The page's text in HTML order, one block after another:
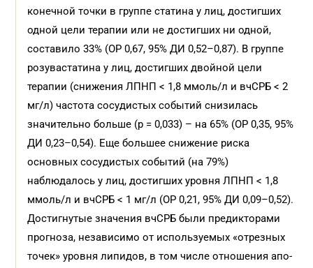
конечной точки в группе статина у лиц, достигших
одной цели терапии или не достигших ни одной,
составило 33% (ОР 0,67, 95% ДИ 0,52–0,87). В группе
розувастатина у лиц, достигших двойной цели
терапии (снижения ЛПНП < 1,8 ммоль/л и вчСРБ < 2
мг/л) частота сосудистых событий снизилась
значительно больше (p = 0,033) – на 65% (ОР 0,35, 95%
ДИ 0,23–0,54). Еще большее снижение риска
основных сосудистых событий (на 79%)
наблюдалось у лиц, достигших уровня ЛПНП < 1,8
ммоль/л и вчСРБ < 1 мг/л (ОР 0,21, 95% ДИ 0,09–0,52).
Достигнутые значения вчСРБ были предикторами
прогноза, независимо от используемых «отрезных
точек» уровня липидов, в том числе отношения апо-